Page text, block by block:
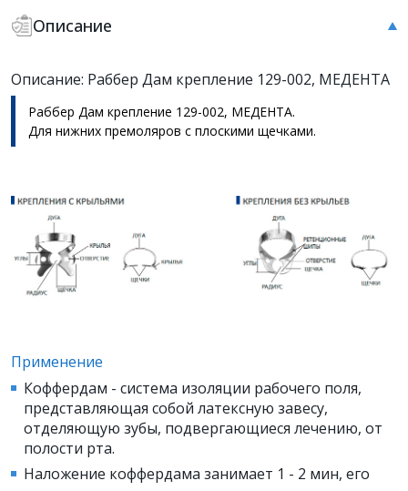
Описание
Описание: Раббер Дам крепление 129-002, МЕДЕНТА
Раббер Дам крепление 129-002, МЕДЕНТА.
Для нижних премоляров с плоскими щечками.
Применение
Коффердам - система изоляции рабочего поля,
представляющая собой латексную завесу,
отделяющую зубы, подвергающиеся лечению, от
полости рта.
Наложение коффердама занимает 1 - 2 мин, его